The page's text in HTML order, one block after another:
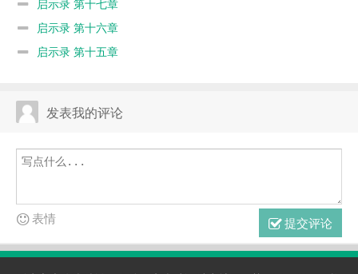
启示录 第十六章
启示录 第十五章
发表我的评论
提交评论
表情